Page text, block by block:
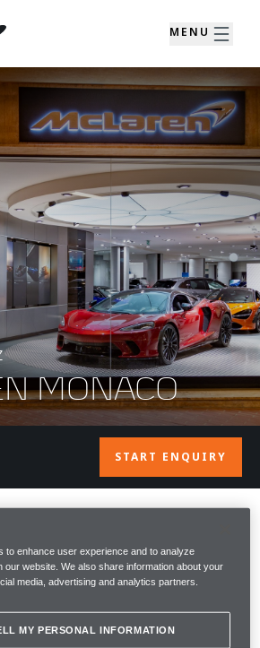
MENU
MONACO
START ENQUIRY
CHEZ
to enhance user experience and to analyze
our website. We also share information about your
media, advertising and analytics partners.
MY PERSONAL INFORMATION